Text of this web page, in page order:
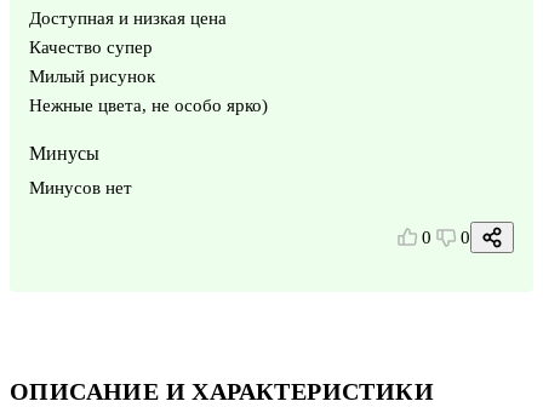
ОПИСАНИЕ И ХАРАКТЕРИСТИКИ
Доступная и низкая цена
Качество супер
Милый рисунок
Нежные цвета, не особо ярко)
Минусы
Минусов нет
0 0